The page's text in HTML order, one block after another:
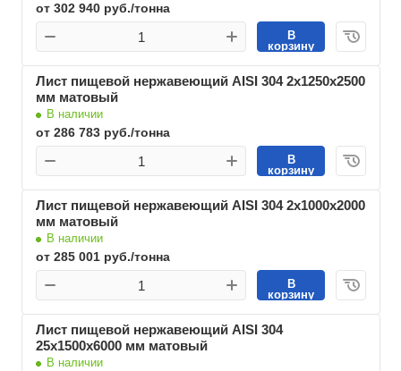
от 302 940 руб./тонна
В
корзину
Лист пищевой нержавеющий AISI 304 2х1250х2500
мм матовый
В наличии
от 286 783 руб./тонна
В
корзину
Лист пищевой нержавеющий AISI 304 2х1000х2000
мм матовый
В наличии
от 285 001 руб./тонна
В
корзину
Лист пищевой нержавеющий AISI 304
25х1500х6000 мм матовый
В наличии